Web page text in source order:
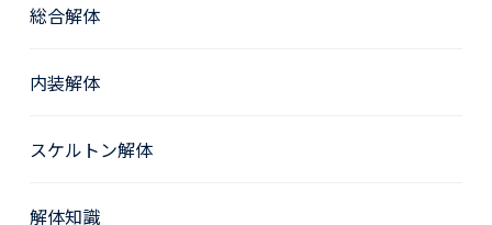
総合解体
内装解体
スケルトン解体
解体知識